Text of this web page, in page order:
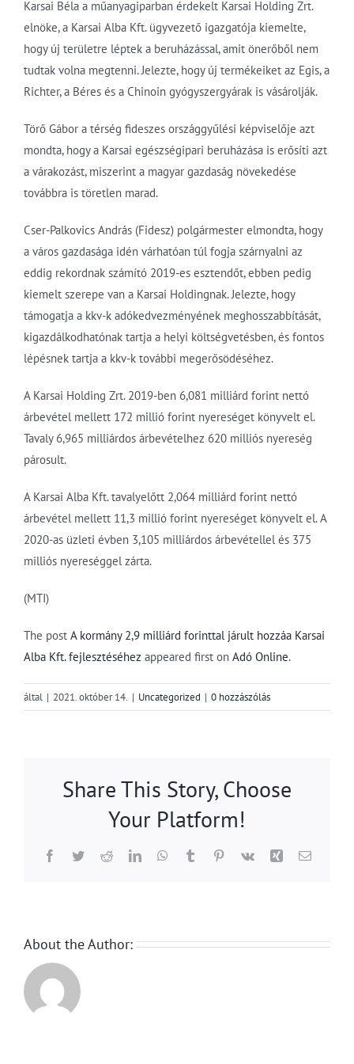
Karsai Béla a műanyagiparban érdekelt Karsai Holding Zrt.
elnöke, a Karsai Alba Kft. ügyvezető igazgatója kiemelte,
hogy új területre léptek a beruházással, amit önerőből nem
tudtak volna megtenni. Jelezte, hogy új termékeiket az Egis, a
Richter, a Béres és a Chinoin gyógyszergyárak is vásárolják.
Törő Gábor a térség fideszes országgyűlési képviselője azt
mondta, hogy a Karsai egészségipari beruházása is erősíti azt
a várakozást, miszerint a magyar gazdaság növekedése
továbbra is töretlen marad.
Cser-Palkovics András (Fidesz) polgármester elmondta, hogy
a város gazdasága idén várhatóan túl fogja szárnyalni az
eddig rekordnak számító 2019-es esztendőt, ebben pedig
kiemelt szerepe van a Karsai Holdingnak. Jelezte, hogy
támogatja a kkv-k adókedvezményének meghosszabbítását,
kigazdálkodhatónak tartja a helyi költségvetésben, és fontos
lépésnek tartja a kkv-k további megerősödéséhez.
A Karsai Holding Zrt. 2019-ben 6,081 milliárd forint nettó
árbevétel mellett 172 millió forint nyereséget könyvelt el.
Tavaly 6,965 milliárdos árbevételhez 620 milliós nyereség
párosult.
A Karsai Alba Kft. tavalyelőtt 2,064 milliárd forint nettó
árbevétel mellett 11,3 millió forint nyereséget könyvelt el. A
2020-as üzleti évben 3,105 milliárdos árbevétellel és 375
milliós nyereséggel zárta.
(MTI)
The post A kormány 2,9 milliárd forinttal járult hozzáa Karsai
Alba Kft. fejlesztéséhez appeared first on Adó Online.
által | 2021. október 14. | Uncategorized | 0 hozzászólás
Share This Story, Choose
Your Platform!
Facebook
TwitterRedditLinkedInWhatsApp
TumblrPinterest
Vk Xing Email:
About the Author: